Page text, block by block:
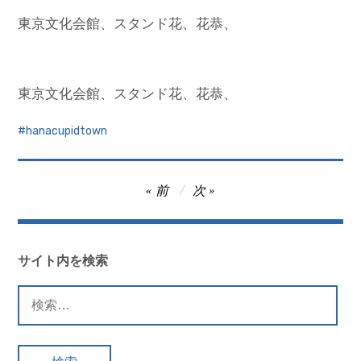
東京文化会館、スタンド花、花恭、
東京文化会館、スタンド花、花恭、
hanacupidtown
稿
ビ
ゲ
ー
シ
前 次
サイト内を検索
索: